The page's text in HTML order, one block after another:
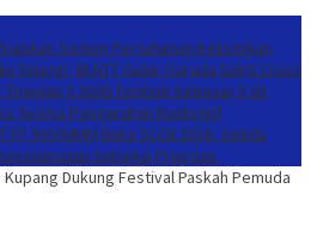
Sistem Pertahanan Kelistrikan
Sinergi, BI NTT Gelar Garuda Sakti Cross
Triwulan II 2026 Tumbuh Sebesar 5,01
Terima Pengarahan Kasbrigif
939/MMM Buka SLCN 2026, Sekda
Sebagai Prioritas
Kupang Dukung Festival Paskah Pemuda